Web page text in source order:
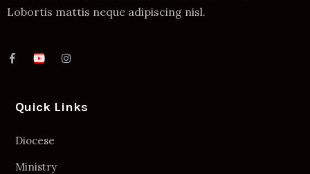
Lobortis mattis neque adipiscing nisl.
Quick Links
Diocese
Ministry